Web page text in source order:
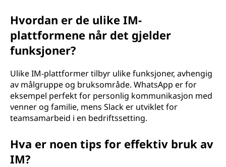
Hvordan er de ulike IM-
plattformene når det gjelder
funksjoner?
Ulike IM-plattformer tilbyr ulike funksjoner, avhengig
av målgruppe og bruksområde. WhatsApp er for
eksempel perfekt for personlig kommunikasjon med
venner og familie, mens Slack er utviklet for
teamsamarbeid i en bedriftssetting.
Hva er noen tips for effektiv bruk av
IM?